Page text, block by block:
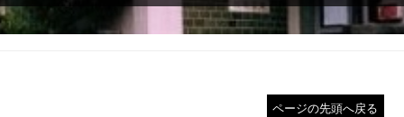
ページの先頭へ戻る